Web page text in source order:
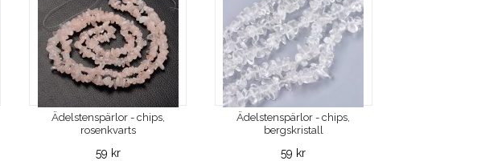
Ädelstenspärlor - chips,
rosenkvarts
59 kr
Ädelstenspärlor - chips,
bergskristall
59 kr